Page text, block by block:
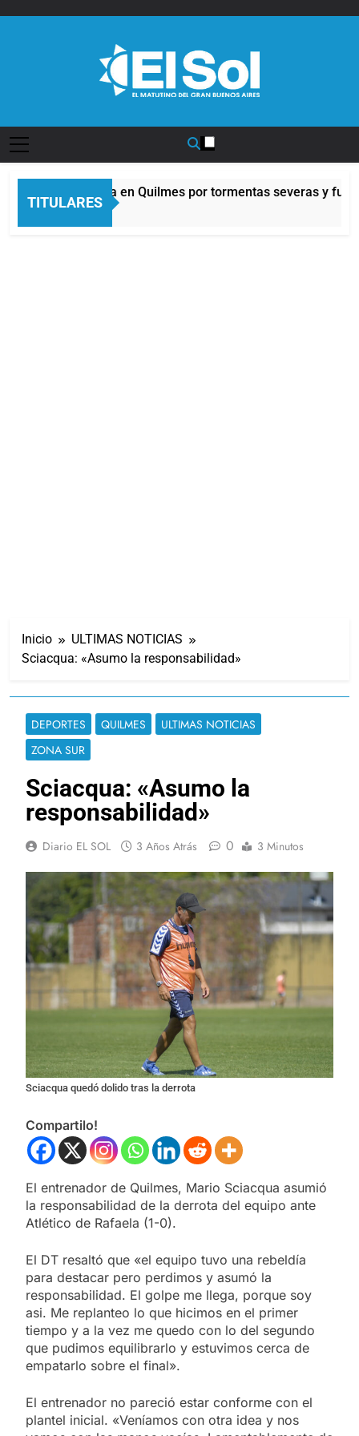
TITULARES
Alerta naranja en Quilmes por tormentas severas y
5 Horas Atrás
Inicio
ULTIMAS NOTICIAS
Sciacqua: «Asumo la responsabilidad»
DEPORTES QUILMES
ULTIMAS NOTICIAS
ZONA SUR
Sciacqua: «Asumo la
responsabilidad»
Diario EL SOL 3 Años Atrás 0 3 Minutos
Sciacqua quedó dolido tras la derrota
Compartilo!
El entrenador de Quilmes, Mario Sciacqua asumió
la responsabilidad de la derrota del equipo ante
Atlético de Rafaela (1-0).
El DT resaltó que «el equipo tuvo una rebeldía
para destacar pero perdimos y asumó la
responsabilidad. El golpe me llega, porque soy
asi. Me replanteo lo que hicimos en el primer
tiempo y a la vez me quedo con lo del segundo
que pudimos equilibrarlo y estuvimos cerca de
empatarlo sobre el final».
El entrenador no pareció estar conforme con el
plantel inicial. «Veníamos con otra idea y nos